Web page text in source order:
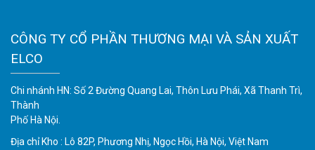
CÔNG TY CỔ PHẦN THƯƠNG MẠI VÀ SẢN XUẤT
ELCO
Chi nhánh HN: Số 2 Đường Quang Lai, Thôn Lưu Phái, Xã Thanh Trì,
Thành
Phố Hà Nội.
Địa chỉ Kho : Lô 82P, Phương Nhị, Ngọc Hồi, Hà Nội, Việt Nam